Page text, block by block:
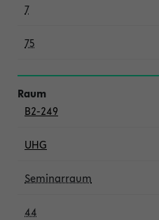
7
75
B2-249
UHG
Seminarraum
44